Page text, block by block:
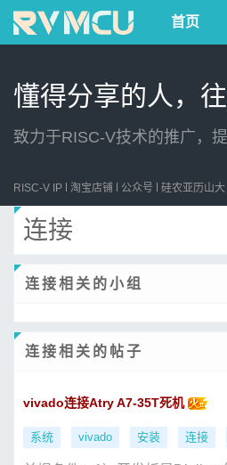
首页
懂得分享的人，
致力于RISC-V技术的推广，
RISC-V IP 淘宝店铺 公众号 硅农亚历山大
连接
连接相关的小组
连接相关的帖子
vivado连接Atry A7-35T死机
系统 vivado 安装 连接